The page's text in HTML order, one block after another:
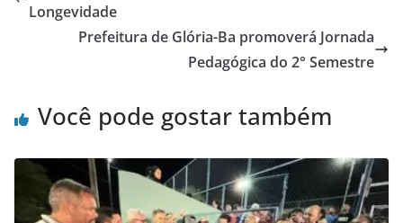
Longevidade
Prefeitura de Glória-Ba promoverá Jornada
Pedagógica do 2° Semestre
Você pode gostar também